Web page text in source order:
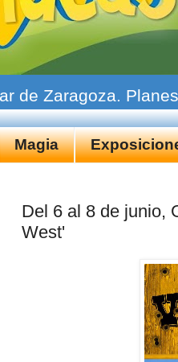
de Zaragoza.
Magia
Del 6 al 8 de junio,
West'